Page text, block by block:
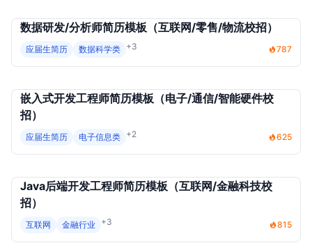
数据研发/分析师简历模板（互联网/零售/物流校招）
应届生简历 数据科学类 +3 787
嵌入式开发工程师简历模板（电子/通信/智能硬件校
招）
应届生简历 电子信息类 +2 625
Java后端开发工程师简历模板（互联网/金融科技校
招）
互联网 金融行业 +3 815